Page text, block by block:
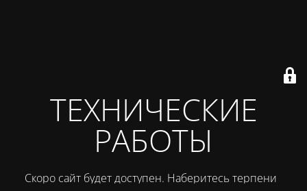
ТЕХНИЧЕСКИЕ
РАБОТЫ
Скоро сайт будет доступен. Наберитесь терпения